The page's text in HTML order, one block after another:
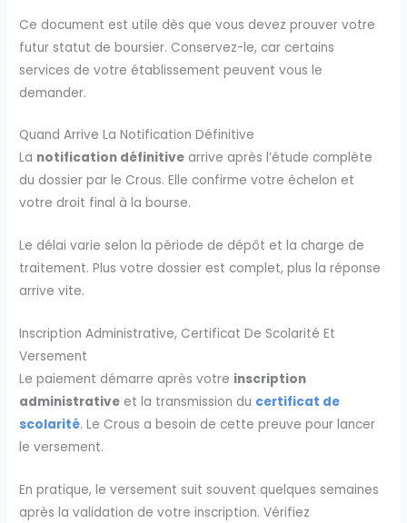
Ce document est utile dès que vous devez prouver votre
futur statut de boursier. Conservez-le, car certains
services de votre établissement peuvent vous le
demander.
Quand Arrive La Notification Définitive
La notification définitive arrive après l’étude complète
du dossier par le Crous. Elle confirme votre échelon et
votre droit final à la bourse.
Le délai varie selon la période de dépôt et la charge de
traitement. Plus votre dossier est complet, plus la réponse
arrive vite.
Inscription Administrative, Certificat De Scolarité Et
Versement
Le paiement démarre après votre inscription
administrative et la transmission du certificat de
scolarité. Le Crous a besoin de cette preuve pour lancer
le versement.
En pratique, le versement suit souvent quelques semaines
après la validation de votre inscription. Vérifiez